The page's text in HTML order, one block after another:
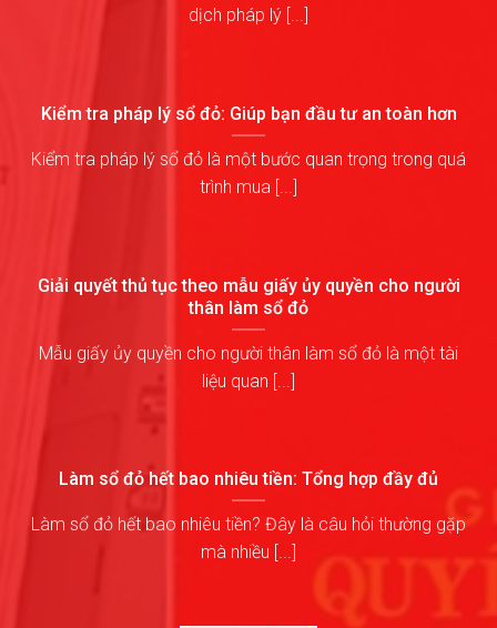
dịch pháp lý [...]
Kiểm tra pháp lý sổ đỏ: Giúp bạn đầu tư an toàn hơn
Kiểm tra pháp lý sổ đỏ là một bước quan trọng trong quá
trình mua [...]
Giải quyết thủ tục theo mẫu giấy ủy quyền cho người
thân làm sổ đỏ
Mẫu giấy ủy quyền cho người thân làm sổ đỏ là một tài
liệu quan [...]
Làm sổ đỏ hết bao nhiêu tiền: Tổng hợp đầy đủ
Làm sổ đỏ hết bao nhiêu tiền? Đây là câu hỏi thường gặp
mà nhiều [...]